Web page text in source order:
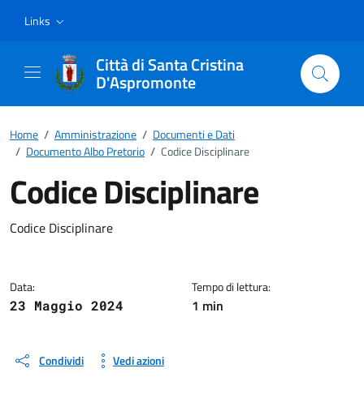
Links
Città di Santa Cristina
D'Aspromonte
Home / Amministrazione / Documenti e Dati
/ Documento Albo Pretorio / Codice Disciplinare
Codice Disciplinare
Dettagli del documento
Codice Disciplinare
Data:
23 Maggio 2024
Tempo di lettura:
1 min
Condividi Vedi azioni